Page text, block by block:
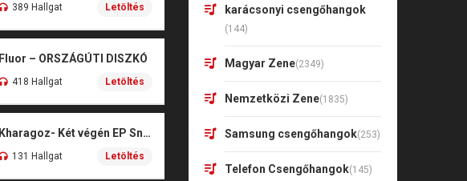
389 Hallgat Letöltés
Fluor – ORSZÁGÚTI DISZKÓ
418 Hallgat Letöltés
Kharagoz- Két végén EP Snitt
131 Hallgat Letöltés
karácsonyi csengőhangok
(144)
Magyar Zene(2349)
Nemzetközi Zene(1835)
Samsung csengőhangok(253)
Telefon Csengőhangok(145)